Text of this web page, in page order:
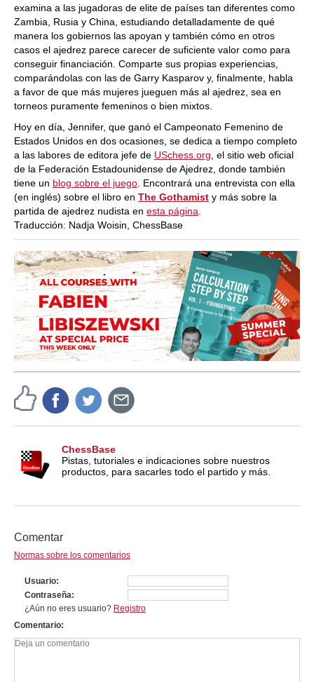
examina a las jugadoras de elite de países tan diferentes como
Zambia, Rusia y China, estudiando detalladamente de qué
manera los gobiernos las apoyan y también cómo en otros
casos el ajedrez parece carecer de suficiente valor como para
conseguir financiación. Comparte sus propias experiencias,
comparándolas con las de Garry Kasparov y, finalmente, habla
a favor de que más mujeres jueguen más al ajedrez, sea en
torneos puramente femeninos o bien mixtos.
Hoy en día, Jennifer, que ganó el Campeonato Femenino de
Estados Unidos en dos ocasiones, se dedica a tiempo completo
a las labores de editora jefe de USchess.org , el sitio web oficial
de la Federación Estadounidense de Ajedrez, donde también
tiene un blog sobre el juego . Encontrará una entrevista con ella
(en inglés) sobre el libro en The Gothamist y más sobre la
partida de ajedrez nudista en esta página
Traducción: Nadja Woisin, ChessBase
ChessBase
Pistas, tutoriales e indicaciones sobre nuestros
productos, para sacarles todo el partido y más.
Comentar
Normas sobre los comentarios
Usuario
Contraseña
¿Aún no eres usuario? Registro
Comentario